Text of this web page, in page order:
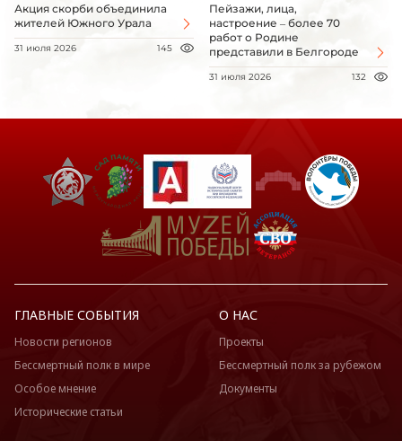
Акция скорби объединила
жителей Южного Урала
31 июля 2026 145
Пейзажи, лица,
настроение – более 70
работ о Родине
представили в Белгороде
31 июля 2026 132
ГЛАВНЫЕ СОБЫТИЯ
Новости регионов
Бессмертный полк в мире
Особое мнение
Исторические статьи
О НАС
Проекты
Бессмертный полк за рубежом
Документы